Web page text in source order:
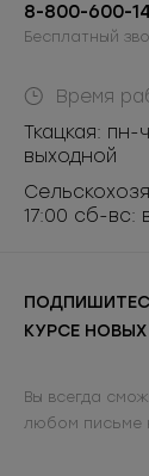
8-800-600-
Бесплатный
Время
Ткацкая: пн-
выходной
17:00 сб-вс:
КУРСЕ
Вы всегда
любом письме